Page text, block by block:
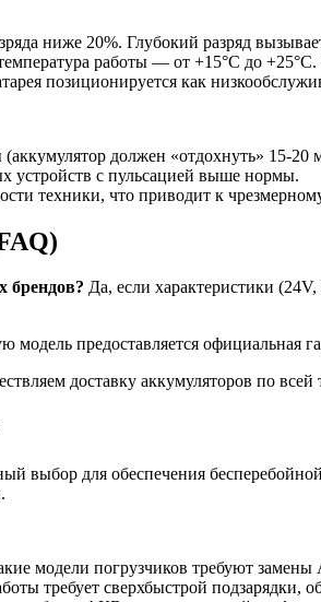
ниже 20%. Глубокий разряд
работы — от +15°C до +25°C.
позиционируется как
должен «отдохнуть» 15-20
устройств с пульсацией выше нормы.
техники, что приводит к
брендов? Да, если характеристики
модель предоставляется официальная
доставку аккумуляторов по всей
выбор для обеспечения
модели погрузчиков требуют
требует сверхбыстрой подзарядки,